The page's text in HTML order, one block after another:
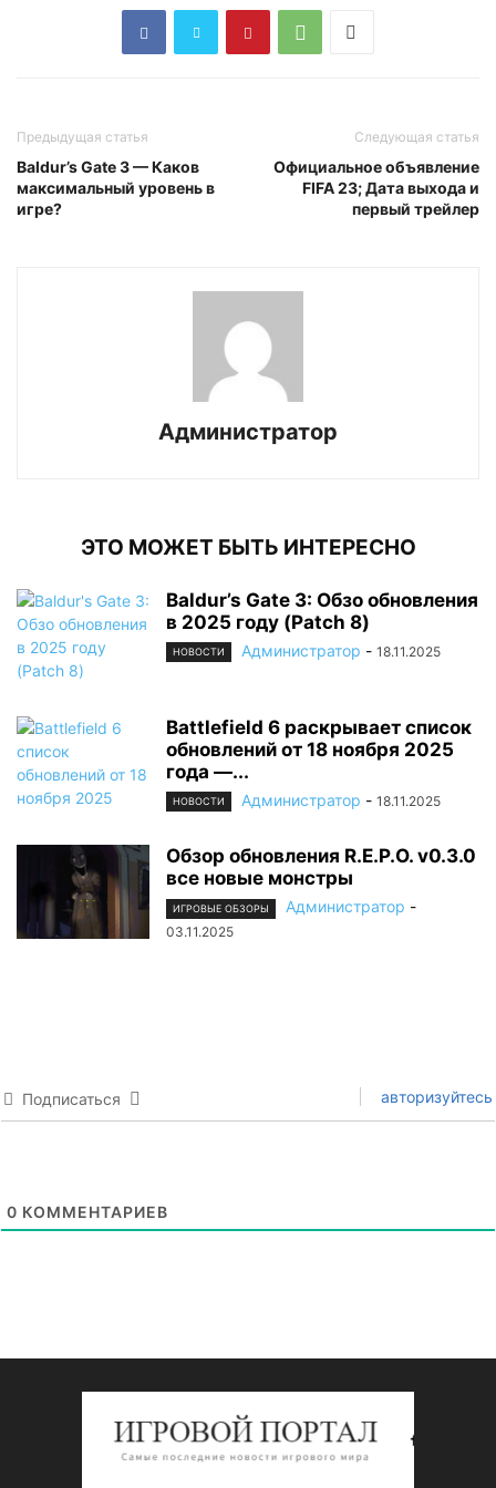
Предыдущая статья
Baldur’s Gate 3 — Каков
максимальный уровень в
игре?
Следующая статья
Официальное объявление
FIFA 23; Дата выхода и
первый трейлер
Администратор
ЭТО МОЖЕТ БЫТЬ ИНТЕРЕСНО
Baldur’s Gate 3: Обзо обновления
в 2025 году (Patch 8)
НОВОСТИ Администратор - 18.11.2025
Battlefield 6 раскрывает список
обновлений от 18 ноября 2025
года —...
НОВОСТИ Администратор - 18.11.2025
Обзор обновления R.E.P.O. v0.3.0
все новые монстры
ИГРОВЫЕ ОБЗОРЫ Администратор -
03.11.2025
Подписаться авторизуйтесь
0 КОММЕНТАРИЕВ